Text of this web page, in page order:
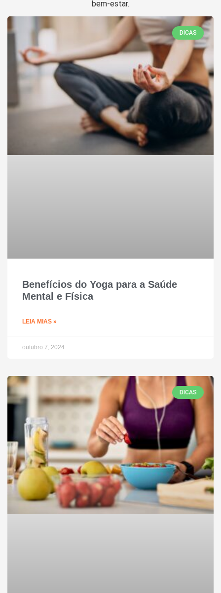
bem-estar.
DICAS
Benefícios do Yoga para a Saúde
Mental e Física
LEIA MIAS »
outubro 7, 2024
DICAS